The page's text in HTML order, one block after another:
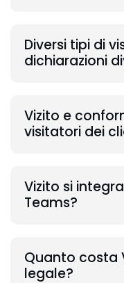
Diversi tipi di
dichiarazioni
Vizito e
visitatori dei
Vizito si
Teams?
Quanto costa
legale?